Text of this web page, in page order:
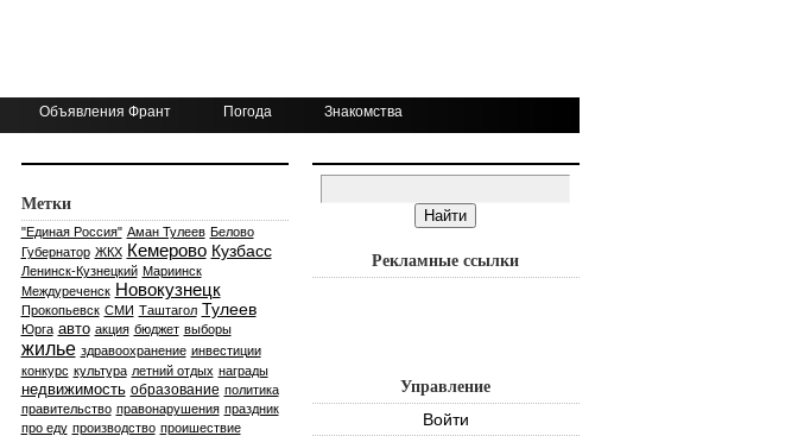
Объявления Франт Погода Знакомства
Метки
"Единая Россия" Аман Тулеев Белово
Губернатор ЖКХ Кемерово Кузбасс
Ленинск-Кузнецкий Мариинск
Междуреченск Новокузнецк
Прокопьевск СМИ Таштагол Тулеев
Юрга авто акция бюджет выборы
жилье здравоохранение инвестиции
конкурс культура летний отдых награды
недвижимость образование политика
правительство правонарушения праздник
про еду производство проишествие
Рекламные ссылки
Управление
Войти